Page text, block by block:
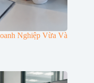
Nghiệp Vừa Và